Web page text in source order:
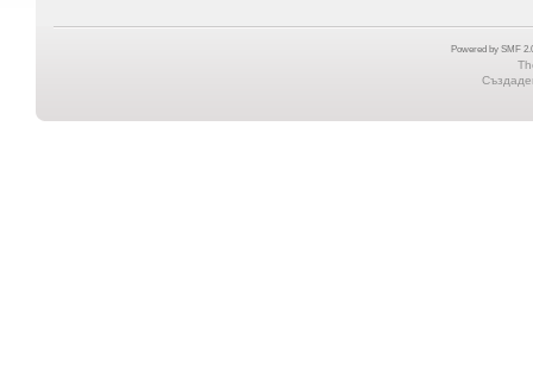
Powered by SMF